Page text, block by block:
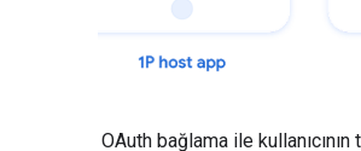
. OAuth bağlama ile